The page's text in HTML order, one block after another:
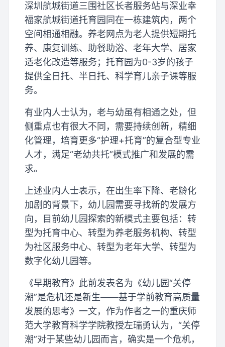
深圳航城街道三围社区长者服务站与深业幸
福家航城街道托育园同在一栋建筑内，两个
空间相通相融。养老网点为老人提供短期托
养、康复训练、助餐助浴、老年大学、居家
适老化改造等服务；托育园为0-3岁的孩子
提供全日托、半日托、科学育儿亲子课等服
务。
有业内人士认为，老与幼虽有相通之处，但
侧重点也有很大不同，需要持续创新，精细
化管理，培育更多“护理+托育”的复合型专业
人才，满足“老幼共托”模式推广和发展的需
求。
上述业内人士表示，在出生率下降、老龄化
加剧的背景下，幼儿园需要寻找新的发展方
向，目前幼儿园探索的新模式主要包括：转
型为托育中心、转型为养老服务机构、转型
为社区服务中心、转型为老年大学、转型为
数字化幼儿园等。
《早期教育》此前发表名为《幼儿园“关停
潮”是危机还是新生——基于学前教育高质量
发展的思考》一文，作为作者之一的重庆师
范大学教育科学学院教授左瑞勇认为，“关停
潮”对于某些幼儿园而言，确实是一个危机，